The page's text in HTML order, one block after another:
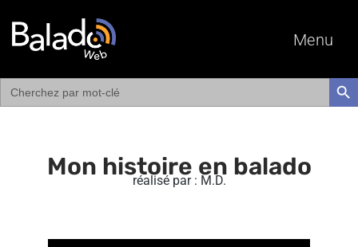
Menu
Search
for:
Mon histoire en balado
réalisé par : M.D.